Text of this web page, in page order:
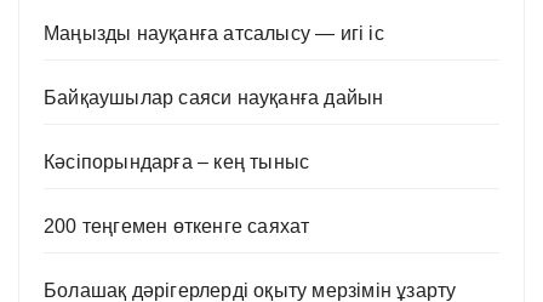
Маңызды науқанға атсалысу — игі іс
Байқаушылар саяси науқанға дайын
Кәсіпорындарға – кең тыныс
200 теңгемен өткенге саяхат
Болашақ дәрігерлерді оқыту мерзімін ұзарту